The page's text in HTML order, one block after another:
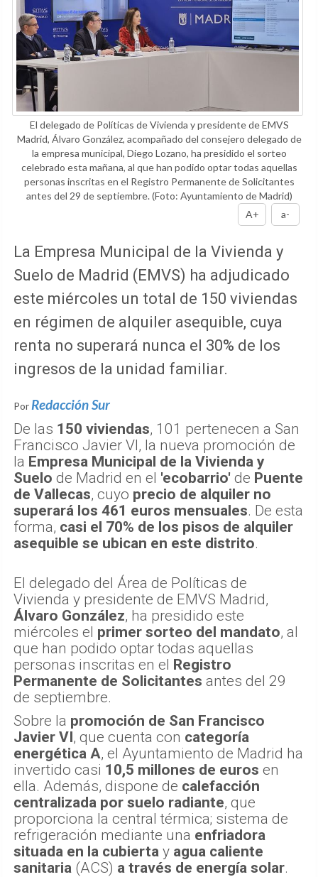
El delegado de Políticas de Vivienda y presidente de EMVS
Madrid, Álvaro González, acompañado del consejero delegado de
la empresa municipal, Diego Lozano, ha presidido el sorteo
celebrado esta mañana, al que han podido optar todas aquellas
personas inscritas en el Registro Permanente de Solicitantes
antes del 29 de septiembre.(Foto: Ayuntamiento de Madrid)
A+
a-
La Empresa Municipal de la Vivienda y
Suelo de Madrid (EMVS) ha adjudicado
este miércoles un total de 150 viviendas
en régimen de alquiler asequible, cuya
renta no superará nunca el 30% de los
ingresos de la unidad familiar.
Por Redacción Sur
De las 150 viviendas, 101 pertenecen a San
Francisco Javier VI, la nueva promoción de
la Empresa Municipal de la Vivienda y
Suelo de Madrid en el 'ecobarrio' de Puente
de Vallecas, cuyo precio de alquiler no
superará los 461 euros mensuales. De esta
forma, casi el 70% de los pisos de alquiler
asequible se ubican en este distrito.
El delegado del Área de Políticas de
Vivienda y presidente de EMVS Madrid,
Álvaro González, ha presidido este
miércoles el primer sorteo del mandato, al
que han podido optar todas aquellas
personas inscritas en el Registro
Permanente de Solicitantes antes del 29
de septiembre.
Sobre la promoción de San Francisco
Javier VI, que cuenta con categoría
energética A, el Ayuntamiento de Madrid ha
invertido casi 10,5 millones de euros en
ella. Además, dispone de calefacción
centralizada por suelo radiante, que
proporciona la central térmica; sistema de
refrigeración mediante una enfriadora
situada en la cubierta y agua caliente
sanitaria (ACS) a través de energía solar.